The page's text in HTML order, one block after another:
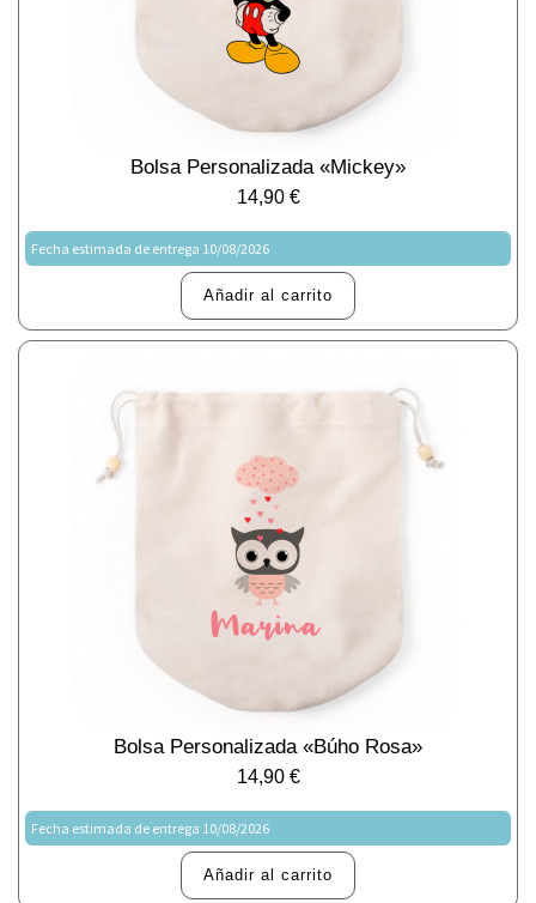
Bolsa Personalizada «Mickey»
14,90 €
Fecha estimada de entrega 10/08/2026
Añadir al carrito
Bolsa Personalizada «Búho Rosa»
14,90 €
Fecha estimada de entrega 10/08/2026
Añadir al carrito